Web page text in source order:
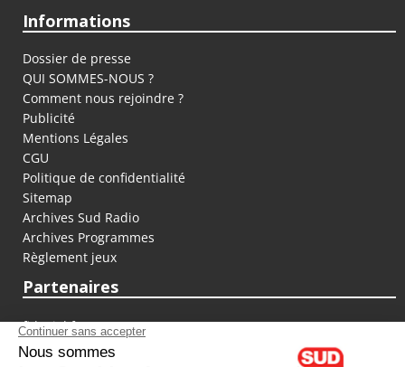
Informations
Dossier de presse
QUI SOMMES-NOUS ?
Comment nous rejoindre ?
Publicité
Mentions Légales
CGU
Politique de confidentialité
Sitemap
Archives Sud Radio
Archives Programmes
Règlement jeux
Partenaires
fiducial.fr
lyoncapitale.fr